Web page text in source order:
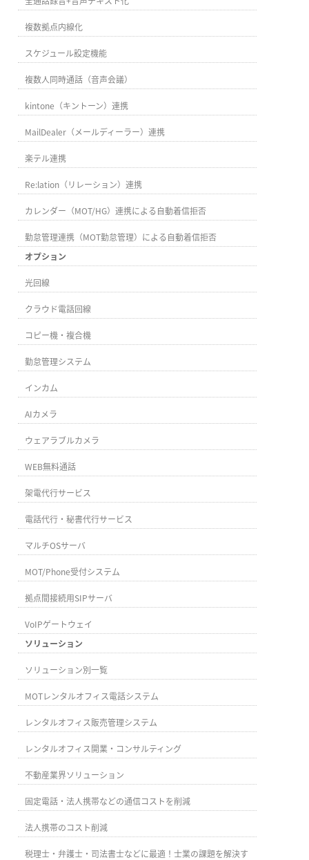
複数拠点内線化
スケジュール設定機能
複数人同時通話（音声会議）
kintone（キントーン）連携
MailDealer（メールディーラー）連携
楽テル連携
Re:lation（リレーション）連携
カレンダー（MOT/HG）連携による自動着信拒否
勤怠管理連携（MOT勤怠管理）による自動着信拒否
オプション
光回線
クラウド電話回線
コピー機・複合機
勤怠管理システム
インカム
AIカメラ
ウェアラブルカメラ
WEB無料通話
架電代行サービス
電話代行・秘書代行サービス
マルチOSサーバ
MOT/Phone受付システム
拠点間接続用SIPサーバ
VoIPゲートウェイ
ソリューション
ソリューション別一覧
MOTレンタルオフィス電話システム
レンタルオフィス販売管理システム
レンタルオフィス開業・コンサルティング
不動産業界ソリューション
固定電話・法人携帯などの通信コストを削減
法人携帯のコスト削減
税理士・弁護士・司法書士などに最適！士業の課題を解決す